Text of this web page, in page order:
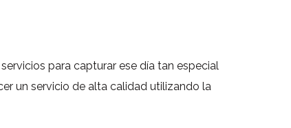
para capturar ese día tan especial
un servicio de alta calidad utilizando la